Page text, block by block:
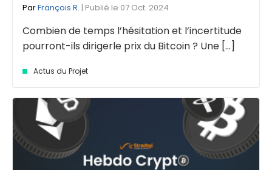
ParFrançois R. | Publié le 07 Oct. 2024
Combien de temps l’hésitation et l’incertitude
pourront-ils dirigerle prix du Bitcoin ? Une [...]
Actus du Projet